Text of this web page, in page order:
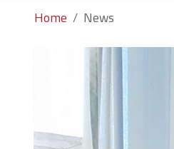
Home News